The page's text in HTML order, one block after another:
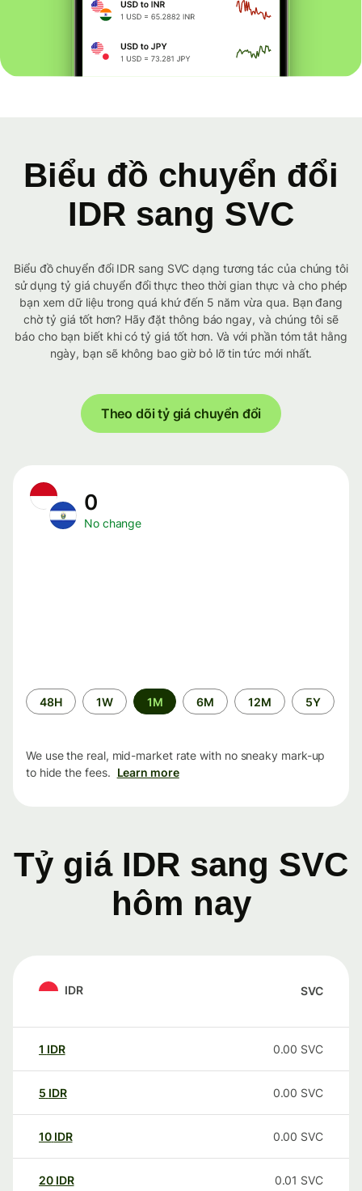
Biểu đồ chuyển đổi
IDR sang SVC
Biểu đồ chuyển đổi IDR sang SVC dạng tương tác của chúng tôi
sử dụng tỷ giá chuyển đổi thực theo thời gian thực và cho phép
bạn xem dữ liệu trong quá khứ đến 5 năm vừa qua. Bạn đang
chờ tỷ giá tốt hơn? Hãy đặt thông báo ngay, và chúng tôi sẽ
báo cho bạn biết khi có tỷ giá tốt hơn. Và với phần tóm tắt hằng
ngày, bạn sẽ không bao giờ bỏ lỡ tin tức mới nhất.
Theo dõi tỷ giá chuyển đổi
0
No change
Time
period
48H 1W 1M 6M 12M 5Y
We use the real, mid-market rate with no sneaky mark-up
to hide the fees. Learn more
Tỷ giá IDR sang SVC
hôm nay
IDR SVC
1 IDR 0.00 SVC
5 IDR 0.00 SVC
10 IDR 0.00 SVC
20 IDR 0.01 SVC